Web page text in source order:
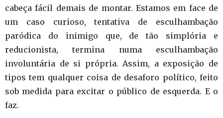
cabeça fácil demais de montar. Estamos em face de
um caso curioso, tentativa de esculhambação
paródica do inimigo que, de tão simplória e
reducionista, termina numa esculhambação
involuntária de si própria. Assim, a exposição de
tipos tem qualquer coisa de desaforo político, feito
sob medida para excitar o público de esquerda. E o
faz.